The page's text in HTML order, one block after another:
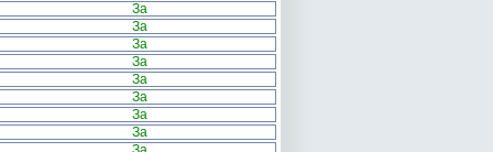
За
За
За
За
За
За
За
За